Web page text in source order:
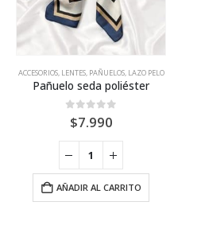
producto
ACCESORIOS, LENTES, PAÑUELOS, LAZO PELO
Pañuelo seda poliéster
0out of 5
$7.990
AÑADIR AL CARRITO